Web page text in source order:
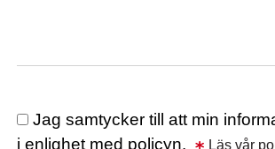
Jag samtycker till att min
i enlighet med policyn.
Läs vår